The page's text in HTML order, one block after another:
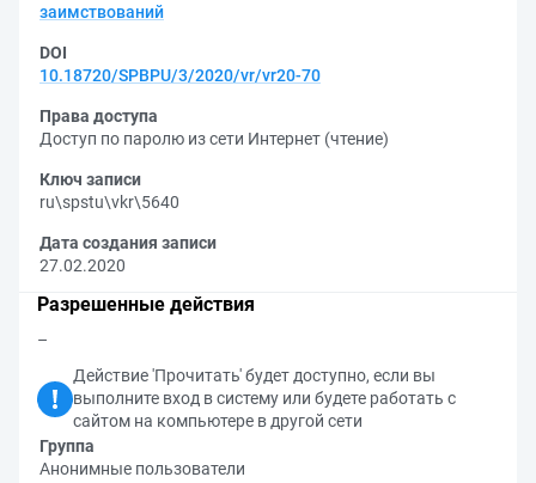
заимствований
DOI
10.18720/SPBPU/3/2020/vr/vr20-70
Права доступа
Доступ по паролю из сети Интернет (чтение)
Ключ записи
ru\spstu\vkr\5640
Дата создания записи
27.02.2020
Разрешенные действия
–
Действие 'Прочитать' будет доступно, если вы
выполните вход в систему или будете работать с
сайтом на компьютере в другой сети
Группа
Анонимные пользователи